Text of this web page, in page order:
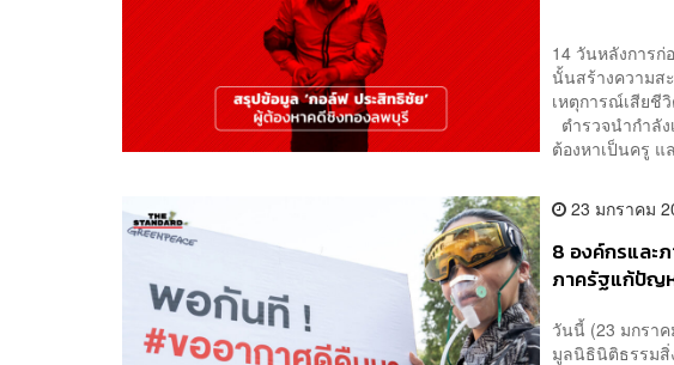
14 วันหลังการก่
นั้นสร้างความส
เหตุการณ์เสียชี
ตำรวจนำกำลั
ต้องหาเป็นครู แ
23 มกราคม
8 องค์กรและ
ภาครัฐแก้ปัญ
วันนี้ (23 มกรา
มูลนิธินิติธรรมสิ่